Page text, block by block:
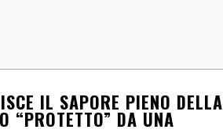
IL SAPORE PIENO DELLA
“PROTETTO” DA UNA